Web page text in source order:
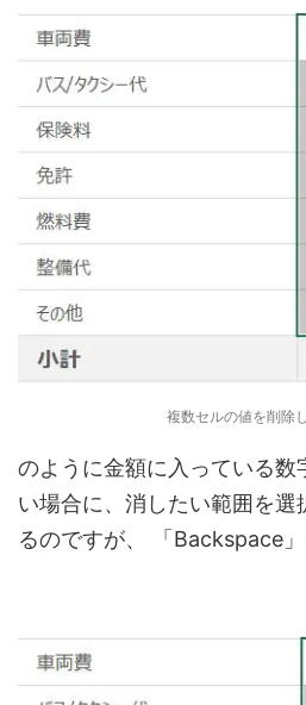
複数セルの値を削除
のように金額に入っている数
い場合に、消したい範囲を選
るのですが、 「Backspace